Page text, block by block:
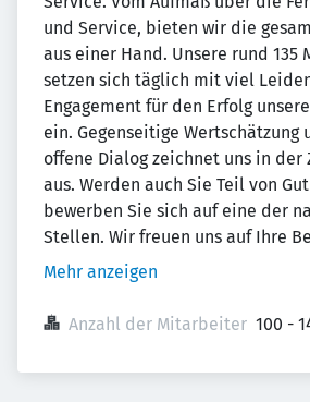
und Service, bieten wir die
aus einer Hand. Unsere rund 135
setzen sich täglich mit viel
Engagement für den Erfolg
ein. Gegenseitige Wertschätzung
offene Dialog zeichnet uns in der
aus. Werden auch Sie Teil von
bewerben Sie sich auf eine der
Stellen. Wir freuen uns auf Ihre
Mehr anzeigen
Anzahl der Mitarbeiter 100 -